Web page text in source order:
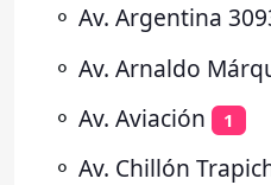
⚬ Av. Argentina
⚬ Av. Arnaldo
⚬ Av. Aviación 1
⚬ Av. Chillón